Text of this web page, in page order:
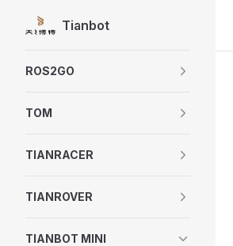
Skip to content
Tianbot
ROS2GO
TOM
TIANRACER
TIANROVER
TIANBOT MINI